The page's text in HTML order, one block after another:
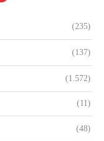
(235)
(137)
(1.572)
(11)
(48)